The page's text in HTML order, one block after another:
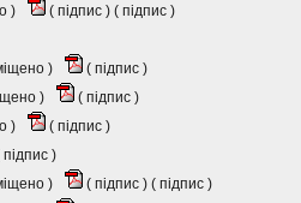
)
( підпис ) ( підпис )
)
( підпис )
)
( підпис )
)
( підпис )
підпис )
)
( підпис ) ( підпис )